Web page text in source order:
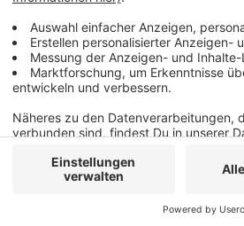
können wir
Blaualgen
Anzeige